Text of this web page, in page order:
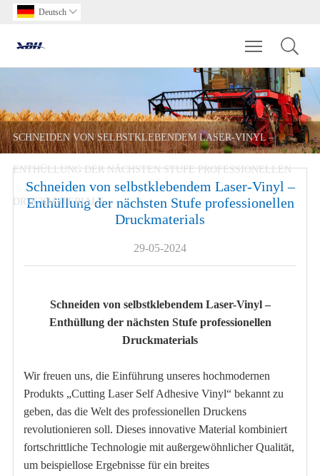
Deutsch 
Toggle
SCHNEIDEN VON SELBSTKLEBENDEM LASER-VINYL –
ENTHÜLLUNG DER NÄCHSTEN STUFE PROFESSIONELLEN
DRUCKMATERIALS
Schneiden von selbstklebendem Laser-Vinyl –
Enthüllung der nächsten Stufe professionellen
Druckmaterials
29-05-2024
Schneiden von selbstklebendem Laser-Vinyl –
Enthüllung der nächsten Stufe professionellen
Druckmaterials
Wir freuen uns, die Einführung unseres hochmodernen
Produkts „Cutting Laser Self Adhesive Vinyl“ bekannt zu
geben, das die Welt des professionellen Druckens
revolutionieren soll. Dieses innovative Material kombiniert
fortschrittliche Technologie mit außergewöhnlicher Qualität,
um beispiellose Ergebnisse für ein breites